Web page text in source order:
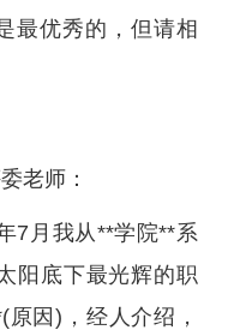
最优秀的，但请相
老师：
7月我从**学院**系
阳底下最光辉的职
因)，经人介绍，